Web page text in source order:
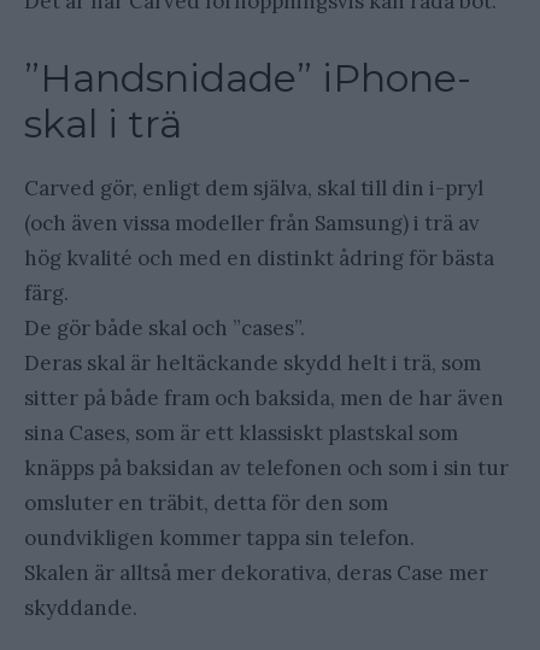
”Handsnidade” iPhone-
skal i trä
Carved gör, enligt dem själva, skal till din i-pryl
(och även vissa modeller från Samsung) i trä av
hög kvalité och med en distinkt ådring för bästa
färg.
De gör både skal och ”cases”.
Deras skal är heltäckande skydd helt i trä, som
sitter på både fram och baksida, men de har även
sina Cases, som är ett klassiskt plastskal som
knäpps på baksidan av telefonen och som i sin tur
omsluter en träbit, detta för den som
oundvikligen kommer tappa sin telefon.
Skalen är alltså mer dekorativa, deras Case mer
skyddande.